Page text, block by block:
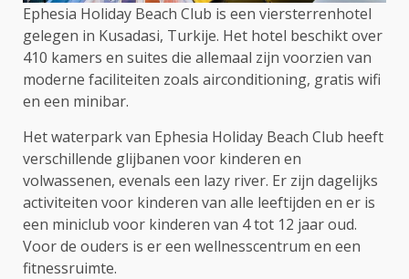
Ephesia Holiday Beach Club is een viersterrenhotel
gelegen in Kusadasi, Turkije. Het hotel beschikt over
410 kamers en suites die allemaal zijn voorzien van
moderne faciliteiten zoals airconditioning, gratis wifi
en een minibar.
Het waterpark van Ephesia Holiday Beach Club heeft
verschillende glijbanen voor kinderen en
volwassenen, evenals een lazy river. Er zijn dagelijks
activiteiten voor kinderen van alle leeftijden en er is
een miniclub voor kinderen van 4 tot 12 jaar oud.
Voor de ouders is er een wellnesscentrum en een
fitnessruimte.